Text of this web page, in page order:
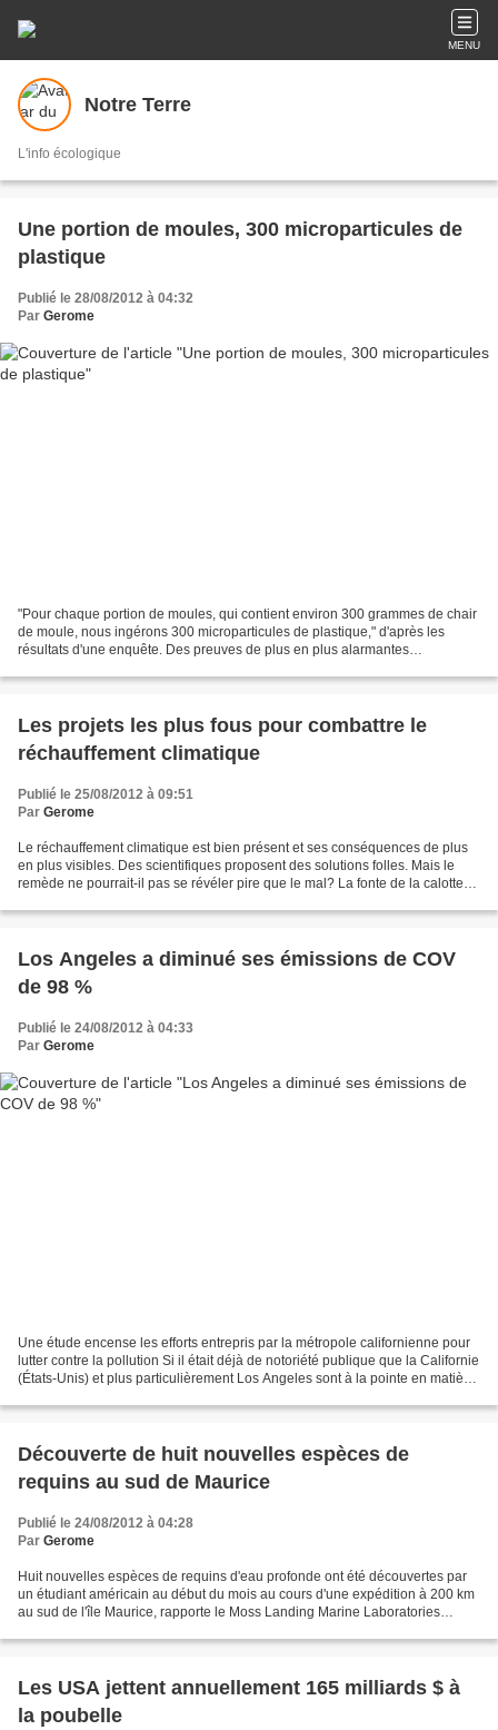
MENU
Notre Terre
L'info écologique
Une portion de moules, 300 microparticules de
plastique
Publié le 28/08/2012 à 04:32
Par Gerome
"Pour chaque portion de moules, qui contient environ 300 grammes de chair
de moule, nous ingérons 300 microparticules de plastique," d'après les
résultats d'une enquête. Des preuves de plus en plus alarmantes
Les projets les plus fous pour combattre le
réchauffement climatique
Publié le 25/08/2012 à 09:51
Par Gerome
Le réchauffement climatique est bien présent et ses conséquences de plus
en plus visibles. Des scientifiques proposent des solutions folles. Mais le
remède ne pourrait-il pas se révéler pire que le mal? La fonte de la calotte
Los Angeles a diminué ses émissions de COV
de 98 %
Publié le 24/08/2012 à 04:33
Par Gerome
Une étude encense les efforts entrepris par la métropole californienne pour
lutter contre la pollution Si il était déjà de notoriété publique que la Californie
(États-Unis) et plus particulièrement Los Angeles sont à la pointe en matière
Découverte de huit nouvelles espèces de
requins au sud de Maurice
Publié le 24/08/2012 à 04:28
Par Gerome
Huit nouvelles espèces de requins d'eau profonde ont été découvertes par
un étudiant américain au début du mois au cours d'une expédition à 200 km
au sud de l'île Maurice, rapporte le Moss Landing Marine Laboratories
Les USA jettent annuellement 165 milliards $ à
la poubelle